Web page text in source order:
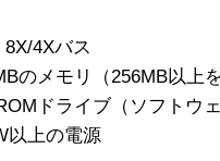
8X/4Xバス
のメモリ（256MB以上
ドライブ（ソフトウ
以上の電源